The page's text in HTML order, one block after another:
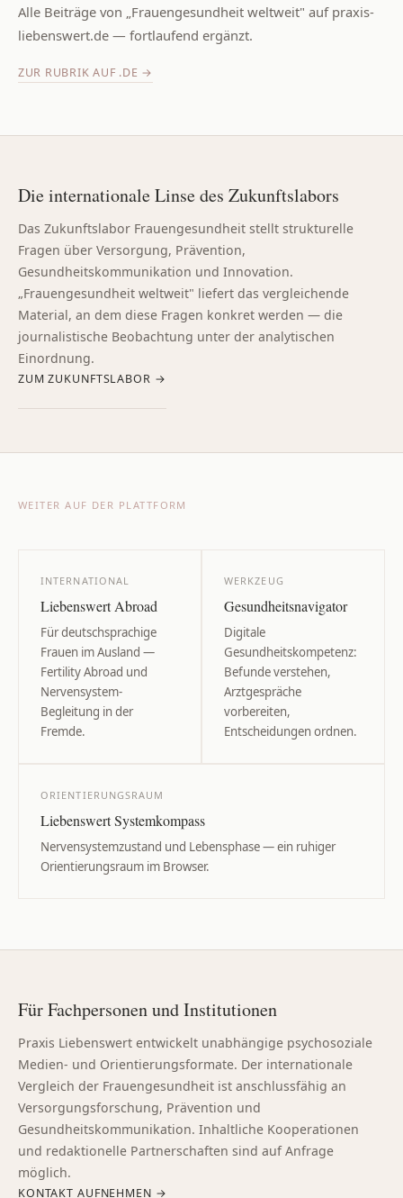
Alle Beiträge von „Frauengesundheit weltweit" auf praxis-
liebenswert.de — fortlaufend ergänzt.
ZUR RUBRIK AUF .DE →
Die internationale Linse des Zukunftslabors
Das Zukunftslabor Frauengesundheit stellt strukturelle
Fragen über Versorgung, Prävention,
Gesundheitskommunikation und Innovation.
„Frauengesundheit weltweit" liefert das vergleichende
Material, an dem diese Fragen konkret werden — die
journalistische Beobachtung unter der analytischen
Einordnung.
ZUM ZUKUNFTSLABOR →
WEITER AUF DER PLATTFORM
INTERNATIONAL
Liebenswert Abroad
Für deutschsprachige
Frauen im Ausland —
Fertility Abroad und
Nervensystem-
Begleitung in der
Fremde.
WERKZEUG
Gesundheitsnavigator
Digitale
Gesundheitskompetenz:
Befunde verstehen,
Arztgespräche
vorbereiten,
Entscheidungen ordnen.
ORIENTIERUNGSRAUM
Liebenswert Systemkompass
Nervensystemzustand und Lebensphase — ein ruhiger
Orientierungsraum im Browser.
Für Fachpersonen und Institutionen
Praxis Liebenswert entwickelt unabhängige psychosoziale
Medien- und Orientierungsformate. Der internationale
Vergleich der Frauengesundheit ist anschlussfähig an
Versorgungsforschung, Prävention und
Gesundheitskommunikation. Inhaltliche Kooperationen
und redaktionelle Partnerschaften sind auf Anfrage
möglich.
KONTAKT AUFNEHMEN →